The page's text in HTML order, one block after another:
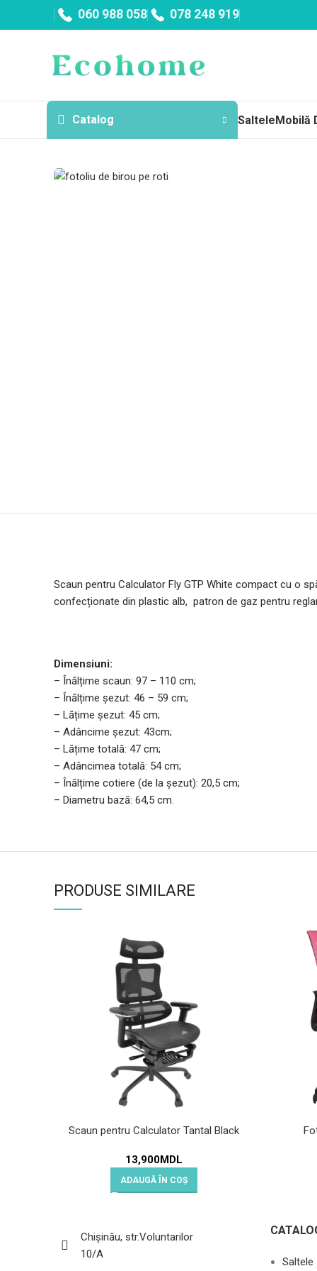
060 988 058 078 248 919
Catalog SalteleMobilă
Scaun pentru Calculator Fly GTP White compact cu o
confecționate din plastic alb, patron de gaz pentru
Dimensiuni:
– Înălțime scaun: 97 – 110 cm;
– Înălțime șezut: 46 – 59 cm;
– Lățime șezut: 45 cm;
– Adâncime șezut: 43cm;
– Lățime totală: 47 cm;
– Adâncimea totală: 54 cm;
– Înălțime cotiere (de la șezut): 20,5 cm;
– Diametru bază: 64,5 cm.
PRODUSE SIMILARE
Scaun pentru Calculator Tantal Black
13,900MDL
ADAUGĂ ÎN COȘ
Chișinău, str.Voluntarilor
10/A
Saltele